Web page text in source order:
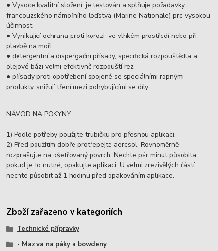
● Vysoce kvalitní složení, je testován a splňuje požadavky
francouzského námořního loďstva (Marine Nationale) pro vysokou
účinnost.
● Vynikající ochrana proti korozi ve vlhkém prostředí nebo při
plavbě na moři.
● detergentní a dispergační přísady, specifická rozpouštědla a
olejové bázi velmi efektivně rozpouští rez
● přísady proti opotřebení spojené se speciálními ropnými
produkty, snižují tření mezi pohybujícími se díly.
NÁVOD NA POKYNY
1) Podle potřeby použijte trubičku pro přesnou aplikaci.
2) Před použitím dobře protřepejte aerosol. Rovnoměrně
rozprašujte na ošetřovaný povrch. Nechte pár minut působita
pokud je to nutné, opakujte aplikaci. U velmi zrezivělých částí
nechte působit až 1 hodinu před opakováním aplikace.
Zboží zařazeno v kategoriích
Technické přípravky
- Maziva na páky a bowdeny